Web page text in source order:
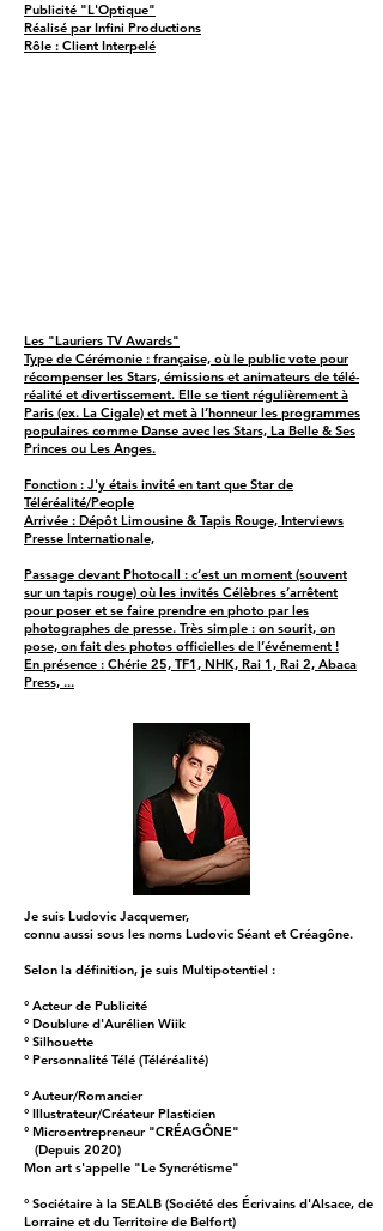
Publicité "L'Optique"
Réalisé par Infini Productions
Rôle : Client Interpelé
Les "Lauriers TV Awards"
Type de Cérémonie : française, où le public vote pour
récompenser les Stars, émissions et animateurs de télé-
réalité et divertissement. Elle se tient régulièrement à
Paris (ex. La Cigale) et met à l’honneur les programmes
populaires comme Danse avec les Stars, La Belle & Ses
Princes ou Les Anges.
Fonction : J'y étais invité en tant que Star de
Téléréalité/People
Arrivée : Dépôt Limousine & Tapis Rouge, Interviews
Presse Internationale,
Passage devant Photocall : c’est un moment (souvent
sur un tapis rouge) où les invités Célèbres s’arrêtent
pour poser et se faire prendre en photo par les
photographes de presse. Très simple : on sourit, on
pose, on fait des photos officielles de l’événement !
En présence : Chérie 25, TF1, NHK, Rai 1, Rai 2, Abaca
Press, ...
Je suis Ludovic Jacquemer,
connu aussi sous les noms Ludovic Séant et Créagône.
Selon la définition, je suis Multipotentiel :
° Acteur de Publicité
° Doublure d'Aurélien Wiik
° Silhouette
° Personnalité Télé (Téléréalité)
° Auteur/Romancier
° Illustrateur/Créateur Plasticien
° Microentrepreneur "CRÉAGÔNE"
(Depuis 2020)
Mon art s'appelle "Le Syncrétisme"
° Sociétaire à la SEALB (Société des Écrivains d'Alsace, de
Lorraine et du Territoire de Belfort)